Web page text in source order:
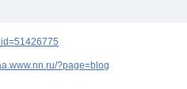
?page=blog